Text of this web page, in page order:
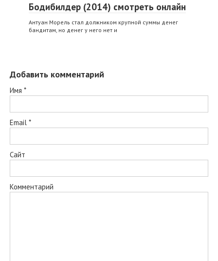
Бодибилдер (2014) смотреть онлайн
Антуан Морель стал должником крупной суммы денег
бандитам, но денег у него нет и
Добавить комментарий
Имя *
Email *
Сайт
Комментарий